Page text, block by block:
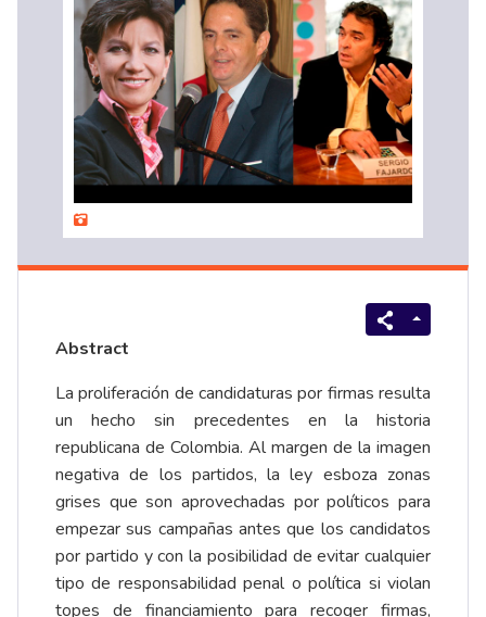
Abstract
La proliferación de candidaturas por firmas resulta
un hecho sin precedentes en la historia
republicana de Colombia. Al margen de la imagen
negativa de los partidos, la ley esboza zonas
grises que son aprovechadas por políticos para
empezar sus campañas antes que los candidatos
por partido y con la posibilidad de evitar cualquier
tipo de responsabilidad penal o política si violan
topes de financiamiento para recoger firmas,